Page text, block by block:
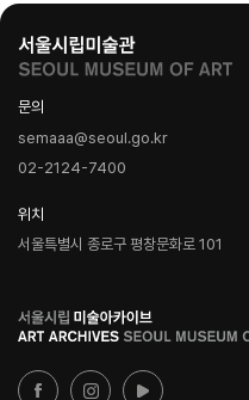
문의
semaaa@seoul.go.kr
02-2124-7400
위치
서울특별시 종로구 평창문화로 101
로
고